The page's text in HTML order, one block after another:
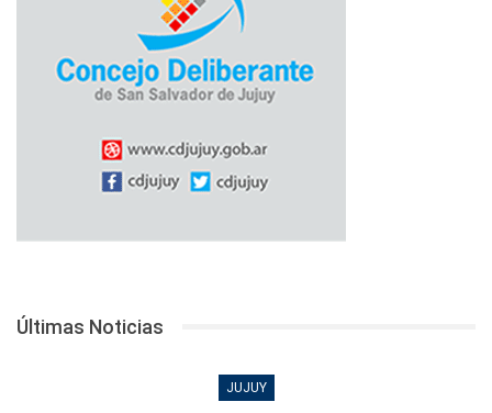
Últimas Noticias
JUJUY